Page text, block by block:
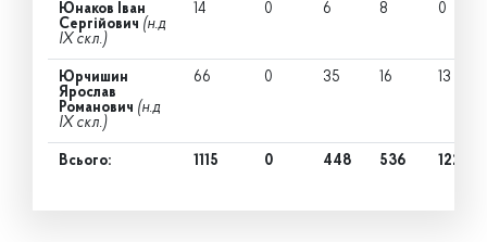
Юнаков Іван
Сергійович (н.д
IX скл.)
14 0 6 8 0
Юрчишин
Ярослав
Романович (н.д
IX скл.)
66 0 35 16 13
Всього: 1115 0 448 536 122